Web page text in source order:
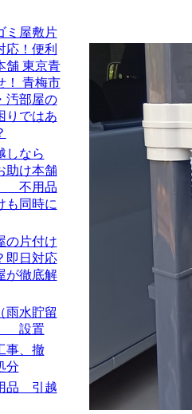
ミ屋敷片
応！便利
舗 東京青
！ 青梅市
汚部屋の
りではあ
しなら
助け本舗
不用品
も同時に
の片付け
即日対応
が徹底解
雨水貯留
設置
事、撤
分
品 引越